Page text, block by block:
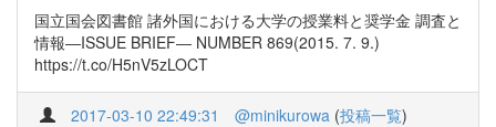
国立国会図書館 諸外国における大学の授業料と奨学金 調査と
情報―ISSUE BRIEF― NUMBER 869(2015. 7. 9.)
https://t.co/H5nV5zLOCT
2017-03-10 22:49:31 @minikurowa (投稿一覧)